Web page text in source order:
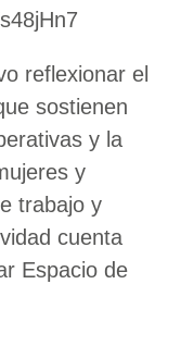
reflexionar el
sostienen
y la
y
trabajo y
cuenta
Espacio de